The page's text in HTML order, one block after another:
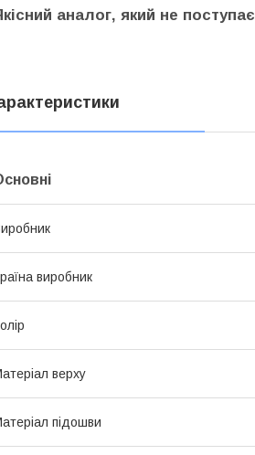
аналог, який не
виробник
верху
підошви